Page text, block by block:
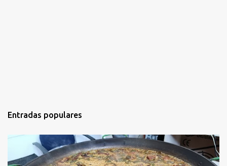
Entradas populares